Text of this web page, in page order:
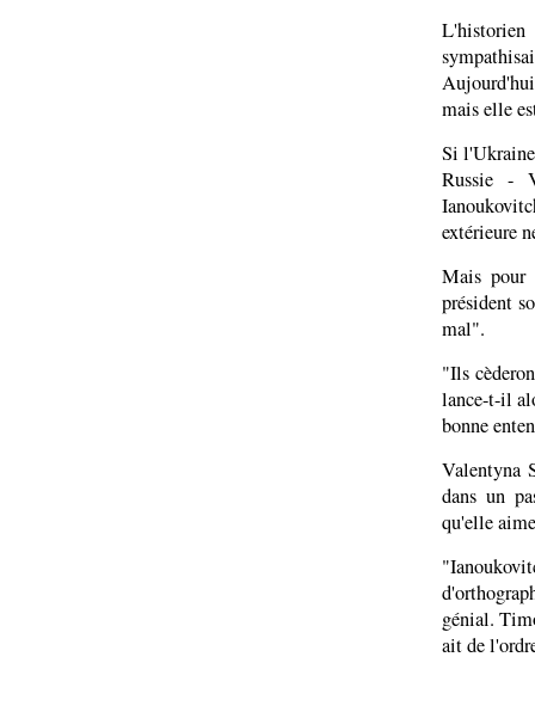
mais elle
Si
Russie -
extérieure
Mais pour
président
mal".
"Ils
lance-t-il
bonne
Valentyna
dans un
qu'elle
génial.
ait de